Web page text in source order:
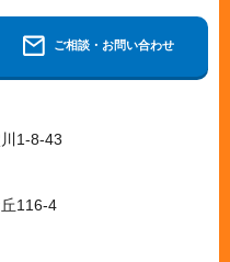
ご相談・お問い合わせ
1-8-43
116-4